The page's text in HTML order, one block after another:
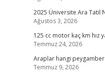
2025 Üniversite Ara Tatil
Ağustos 3, 2026
125 cc motor kaç km hız
Temmuz 24, 2026
Araplar hangi peygamber
Temmuz 9, 2026